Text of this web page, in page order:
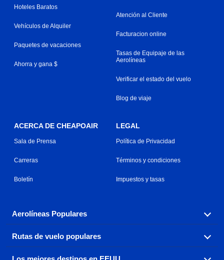
Hoteles Baratos
Vehículos de Alquiler
Paquetes de vacaciones
Ahorra y gana $
Atención al Cliente
Facturacion online
Tasas de Equipaje de las
Aerolíneas
Verificar el estado del vuelo
Blog de viaje
ACERCA DE CHEAPOAIR
Sala de Prensa
Carreras
Boletín
LEGAL
Política de Privacidad
Términos y condiciones
Impuestos y tasas
Aerolíneas Populares
Explora nuestras opciones de tarifas aéreas baratas por
aerolínea, con más de 500 opciones para elegir.
Rutas de vuelo populares